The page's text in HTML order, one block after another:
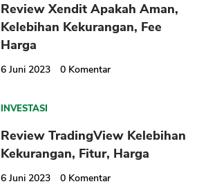
Review Xendit Apakah Aman,
Kelebihan Kekurangan, Fee
Harga
6 Juni 2023 0 Komentar
INVESTASI
Review TradingView Kelebihan
Kekurangan, Fitur, Harga
6 Juni 2023 0 Komentar